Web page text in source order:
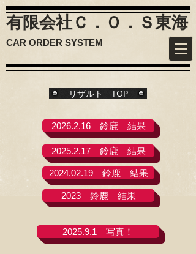
有限会社Ｃ．Ｏ．Ｓ東海
CAR ORDER SYSTEM
リザルト TOP
2026.2.16 鈴鹿 結果
2025.2.17 鈴鹿 結果
2024.02.19 鈴鹿 結果
2023 鈴鹿 結果
2025.9.1 写真！